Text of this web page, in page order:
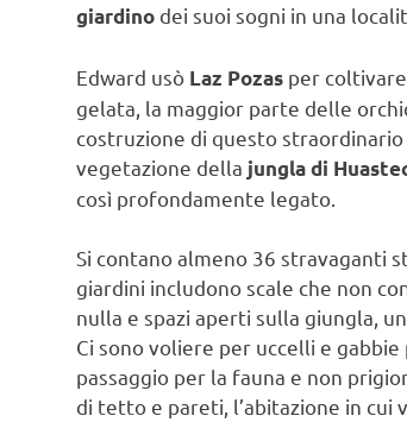
giardino dei suoi sogni in una
Edward usò Laz Pozas per
gelata, la maggior parte delle
costruzione di questo
vegetazione della jungla di
così profondamente legato.
Si contano almeno 36 stravaganti
giardini includono scale che non
nulla e spazi aperti sulla giungla,
Ci sono voliere per uccelli e
passaggio per la fauna e non
di tetto e pareti, l’abitazione in cui